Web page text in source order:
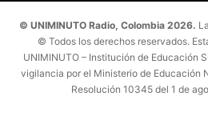
© UNIMINUTO Radio, Colombia 2026.
© Todos los derechos reservados.
UNIMINUTO – Institución de Educación
vigilancia por el Ministerio de Educación
Resolución 10345 del 1 de